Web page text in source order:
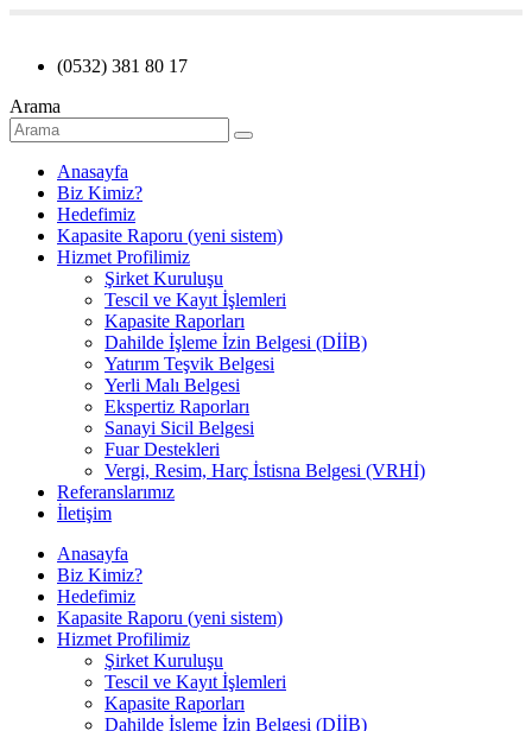
(0532) 381 80 17
Arama
Anasayfa
Biz Kimiz?
Hedefimiz
Kapasite Raporu (yeni sistem)
Hizmet Profilimiz
Şirket Kuruluşu
Tescil ve Kayıt İşlemleri
Kapasite Raporları
Dahilde İşleme İzin Belgesi (DİİB)
Yatırım Teşvik Belgesi
Yerli Malı Belgesi
Ekspertiz Raporları
Sanayi Sicil Belgesi
Fuar Destekleri
Vergi, Resim, Harç İstisna Belgesi (VRHİ)
Referanslarımız
İletişim
Anasayfa
Biz Kimiz?
Hedefimiz
Kapasite Raporu (yeni sistem)
Hizmet Profilimiz
Şirket Kuruluşu
Tescil ve Kayıt İşlemleri
Kapasite Raporları
Dahilde İşleme İzin Belgesi (DİİB)